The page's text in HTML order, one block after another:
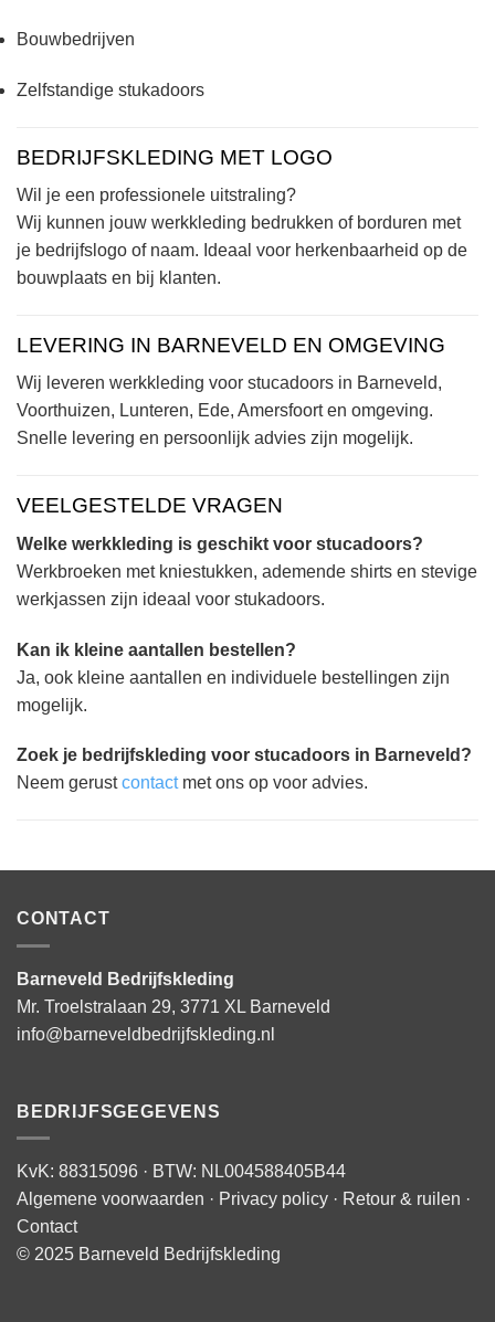
Bouwbedrijven
Zelfstandige stukadoors
BEDRIJFSKLEDING MET LOGO
Wil je een professionele uitstraling?
Wij kunnen jouw werkkleding bedrukken of borduren met
je bedrijfslogo of naam. Ideaal voor herkenbaarheid op de
bouwplaats en bij klanten.
LEVERING IN BARNEVELD EN OMGEVING
Wij leveren werkkleding voor stucadoors in Barneveld,
Voorthuizen, Lunteren, Ede, Amersfoort en omgeving.
Snelle levering en persoonlijk advies zijn mogelijk.
VEELGESTELDE VRAGEN
Welke werkkleding is geschikt voor stucadoors?
Werkbroeken met kniestukken, ademende shirts en stevige
werkjassen zijn ideaal voor stukadoors.
Kan ik kleine aantallen bestellen?
Ja, ook kleine aantallen en individuele bestellingen zijn
mogelijk.
Zoek je bedrijfskleding voor stucadoors in Barneveld?
Neem gerustcontactmet ons op voor advies.
CONTACT
Barneveld Bedrijfskleding
Mr. Troelstralaan 29, 3771 XL Barneveld
info@barneveldbedrijfskleding.nl
BEDRIJFSGEGEVENS
KvK: 88315096 · BTW: NL004588405B44
Algemene voorwaarden · Privacy policy · Retour & ruilen ·
Contact
© 2025 Barneveld Bedrijfskleding